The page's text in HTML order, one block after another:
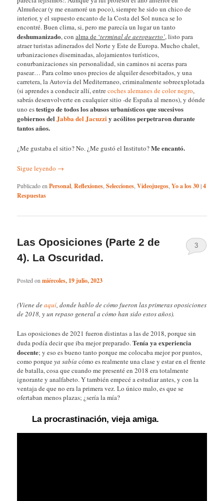
Almuñecar (y me enamoré un poco), siempre he sido un chico de
interior, y el supuesto encanto de la Costa del Sol nunca se lo
encontré. Buen clima, si, pero me parecía un lugar un tanto
deshumanizado, conalma de ‘terminal de aeropuerto’, listo para
atraer turistas adinerados del Norte y Este de Europa. Mucho chalet,
urbanizaciones diseminadas, alojamientos turísticos,
conurbanizaciones sin personalidad, sin caminos ni aceras para
pasear… Para colmo unos precios de alquiler desorbitados, y una
carretera, la Autovía del Mediterraneo, criminalmente sobreexplotada
(si aprendes a conducir allí, entrecoches alemanes de color negro,
sabrás desenvolverte en cualquier sitio -de España al menos), y dónde
uno estestigo de todos los abusos urbanísticos que sucesivos
gobiernos delJabba del Jacuzzi y acólitos perpetraron durante
tantos años.
¿Me gustaba el sitio? No. ¿Me gustó el Instituto?Me encantó.
Sigue leyendo →
Publicado en Personal ,Reflexiones ,Selecciones ,Videojuegos ,Yo a los 30|4
Respuestas
Las Oposiciones (Parte 2 de
4). La Oscuridad.
Posted onmiércoles, 19 julio, 2023
3
(Viene deaquí, donde hablo de cómo fueron las primeras oposiciones
de 2018, y un repaso general a cómo han sido estos años).
Las oposiciones de 2021 fueron distintas a las de 2018, porque sin
duda podía decir que iba mejor preparado.Tenía ya experiencia
docente; y eso es bueno tanto porque me colocaba mejor por puntos,
como porqueya sabíacómo es realmente una clase y estar en el frente
de batalla, cosa que cuando me presenté en 2018 era totalmente
ignorante y analfabeto. Y también empecé a estudiar antes, y con la
ventaja de que no era la primera vez. Lo único malo, es que se
ofertaban menos plazas; ¿sería la mía?
La procrastinación, vieja amiga.